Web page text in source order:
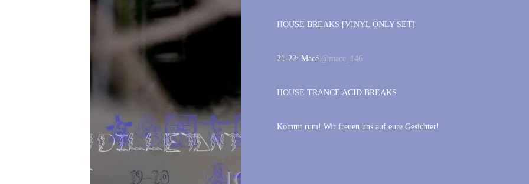
HOUSE BREAKS [VINYL ONLY SET]
21-22: Macé @mace_146
HOUSE TRANCE ACID BREAKS
Kommt rum! Wir freuen uns auf eure Gesichter!